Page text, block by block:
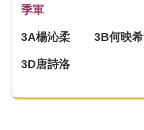
季軍
3A楊沁柔 3B何映希
3D唐詩洛